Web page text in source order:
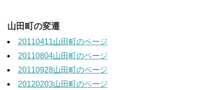
山田町の変遷
20110411山田町のページ
20110804山田町のページ
20110928山田町のページ
20120203山田町のページ